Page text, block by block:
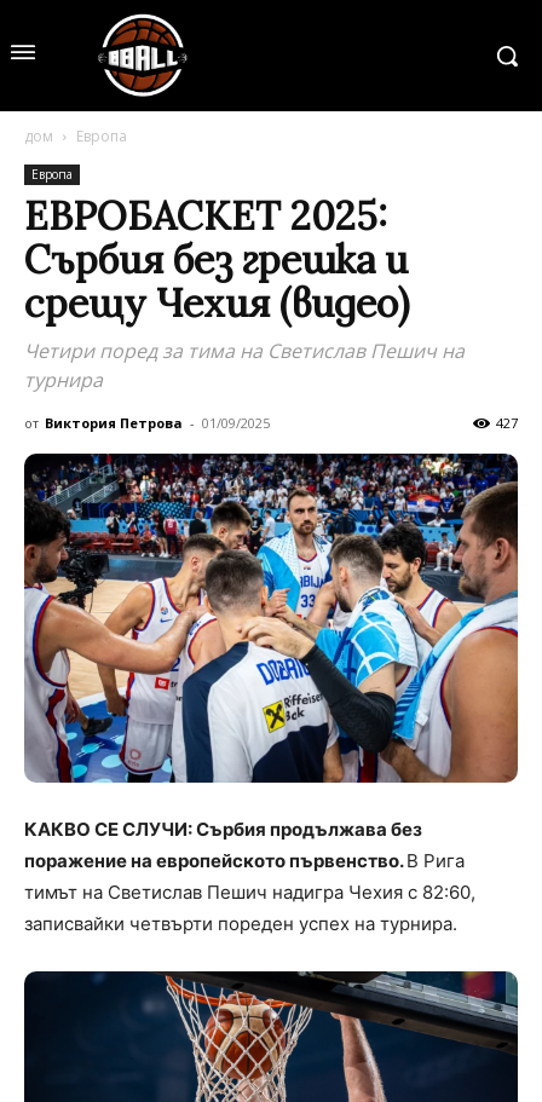
дом Европа
Европа
ЕВРОБАСКЕТ 2025:
Сърбия без грешка и
срещу Чехия (видео)
Четири поред за тима на Светислав Пешич на
турнира
от Виктория Петрова - 01/09/2025 427
КАКВО СЕ СЛУЧИ: Сърбия продължава без
поражение на европейското първенство.В Рига
тимът на Светислав Пешич надигра Чехия с 82:60,
записвайки четвърти пореден успех на турнира.